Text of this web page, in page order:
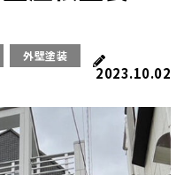
外壁塗装
2023.10.02